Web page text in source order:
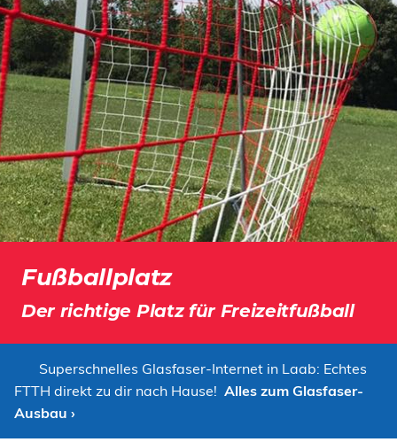
Fußballplatz
Der richtige Platz für Freizeitfußball
Superschnelles Glasfaser-Internet in Laab: Echtes
FTTH direkt zu dir nach Hause! Alles zum Glasfaser-
Ausbau ›